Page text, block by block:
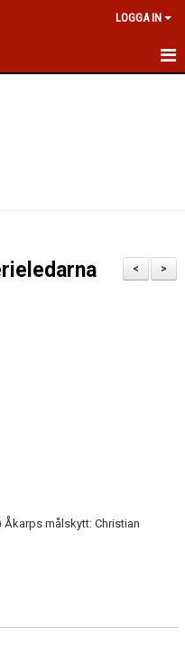
LOGGA IN
>
<
Åkarps målskytt: Christian